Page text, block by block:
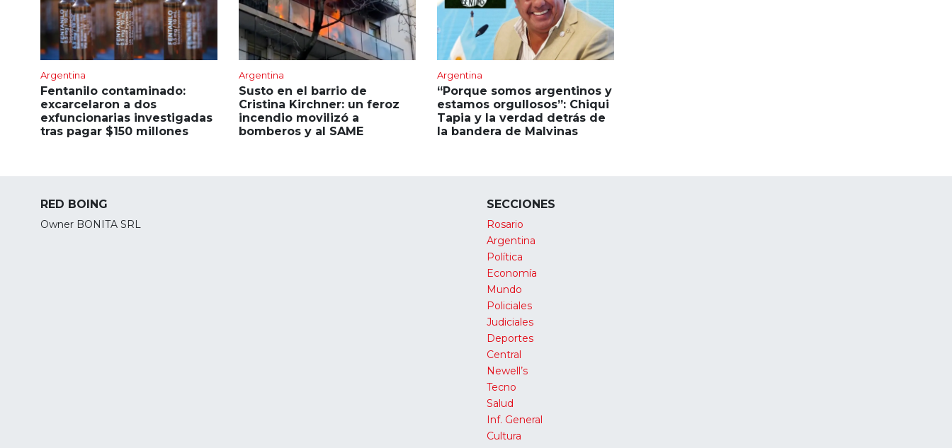
Argentina
Fentanilo contaminado:
excarcelaron a dos
exfuncionarias investigadas
tras pagar $150 millones
Argentina
Susto en el barrio de
Cristina Kirchner: un feroz
incendio movilizó a
bomberos y al SAME
Argentina
“Porque somos argentinos y
estamos orgullosos”: Chiqui
Tapia y la verdad detrás de
la bandera de Malvinas
RED BOING
Owner BONITA SRL
SECCIONES
Rosario
Argentina
Política
Economía
Mundo
Policiales
Judiciales
Deportes
Central
Newell’s
Tecno
Salud
Inf. General
Cultura